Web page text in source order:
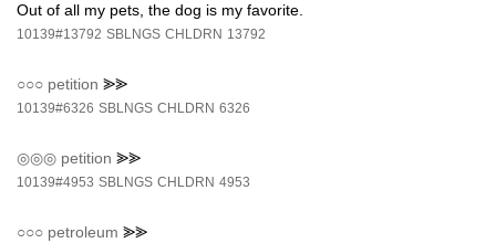
Out of all my pets, the dog is my favorite.
10139#13792 SBLNGS CHLDRN 13792
○○○ petition ⪢⪢
10139#6326 SBLNGS CHLDRN 6326
◎◎◎ petition ⪢⪢
10139#4953 SBLNGS CHLDRN 4953
○○○ petroleum ⪢⪢